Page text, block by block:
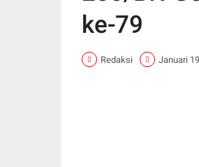
ke-79
Redaksi Januari